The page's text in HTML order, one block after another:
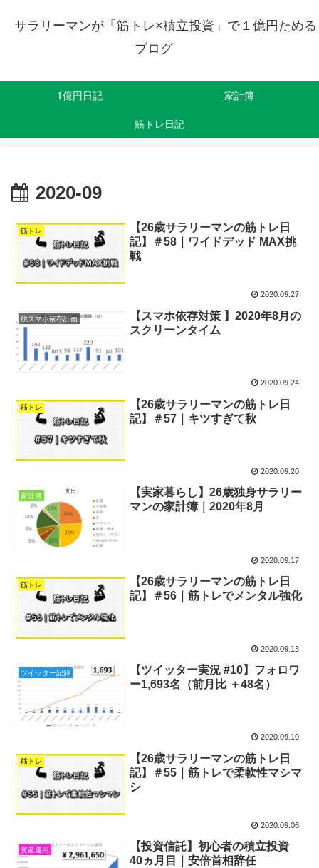
サラリーマンが「筋トレ×積立投資」で１億円ためる
ブログ
1億円日記 家計簿
筋トレ日記
2020-09
筋トレ
【26歳サラリーマンの筋トレ日
記】＃58｜ワイドデッド MAX挑
戦
2020.09.27
脱スマホ依存計画
【スマホ依存対策 】2020年8月の
スクリーンタイム
2020.09.24
筋トレ
【26歳サラリーマンの筋トレ日
記】＃57｜キツすぎて秋
2020.09.20
家計簿
【実家暮らし】26歳独身サラリー
マンの家計簿｜2020年8月
2020.09.17
筋トレ
【26歳サラリーマンの筋トレ日
記】＃56｜筋トレでメンタル強化
2020.09.13
ツイッター記録
【ツイッター実況 #10】フォロワ
ー1,693名（前月比 ＋48名）
2020.09.10
筋トレ
【26歳サラリーマンの筋トレ日
記】＃55｜筋トレで柔軟性マシマ
シ
2020.09.06
資産運用
【投資信託】初心者の積立投資
40ヵ月目｜安倍首相辞任